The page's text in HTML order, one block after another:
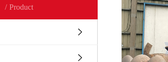
Product